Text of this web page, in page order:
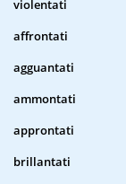
violentati
affrontati
agguantati
ammontati
approntati
brillantati